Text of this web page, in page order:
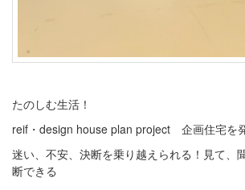
たのしむ生活！
reif・design house plan project 企画住宅を発
迷い、不安、決断を乗り越えられる！見て、
断できる